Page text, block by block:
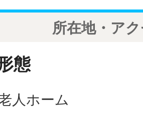
所在地・ア
態
人ホーム